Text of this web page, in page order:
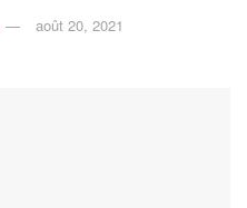
août 20, 2021